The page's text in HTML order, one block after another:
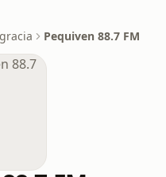
Pequiven 88.7 FM